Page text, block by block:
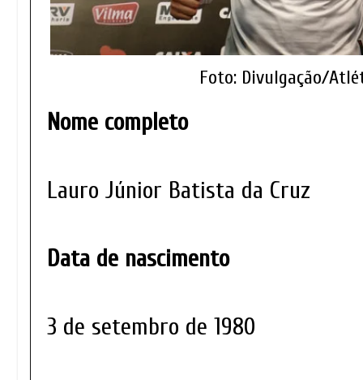
Foto: Divulgação/
Nome completo
Lauro Júnior Batista da Cruz
Data de nascimento
3 de setembro de 1980